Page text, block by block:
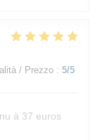
/ Prezzo : 5/5
à 37 euros